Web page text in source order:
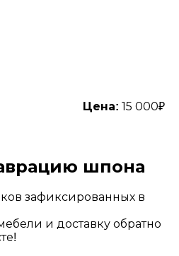
Цена: 15 000₽
шпона
зафиксированных в
и доставку обратно